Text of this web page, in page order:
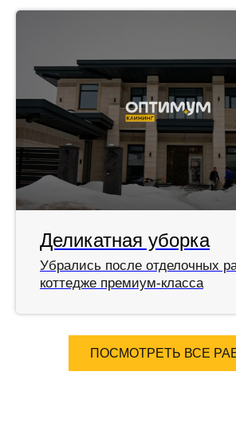
Деликатная уборка
Убрались после отделочных
коттедже премиум-класса
ПОСМОТРЕТЬ ВСЕ